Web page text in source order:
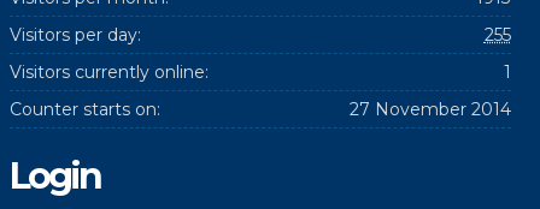
255
Visitors per day:
1
Visitors currently online:
27 November 2014
Counter starts on:
Login